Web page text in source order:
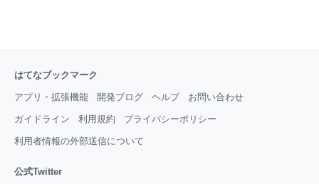
はてなブックマーク
アプリ・拡張機能 開発ブログ ヘルプ お問い合わせ
ガイドライン 利用規約 プライバシーポリシー
利用者情報の外部送信について
公式Twitter